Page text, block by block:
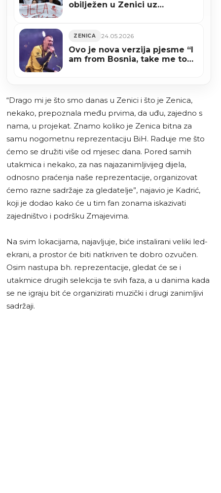
obilježen u Zenici uz
ZENICA 24.05.2026
Ovo je nova verzija pjesme “I
am from Bosnia, take me to
“Drago mi je što smo danas u Zenici i što je Zenica,
nekako, prepoznala među prvima, da uđu, zajedno s
nama, u projekat. Znamo koliko je Zenica bitna za
samu nogometnu reprezentaciju BiH. Raduje me što
ćemo se družiti više od mjesec dana. Pored samih
utakmica i nekako, za nas najazanimljivijeg dijela,
odnosno praćenja naše reprezentacije, organizovat
ćemo razne sadržaje za gledatelje”, najavio je Kadrić,
koji je dodao kako će u tim fan zonama iskazivati
zajedništvo i podršku Zmajevima.
Na svim lokacijama, najavljuje, biće instalirani veliki led-
ekrani, a prostor će biti natkriven te dobro ozvučen.
Osim nastupa bh. reprezentacije, gledat će se i
utakmice drugih selekcija te svih faza, a u danima kada
se ne igraju bit će organizirati muzički i drugi zanimljivi
sadržaji.